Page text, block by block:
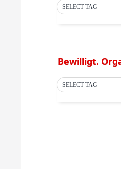
SELECT TAG
Bewilligt.
SELECT TAG